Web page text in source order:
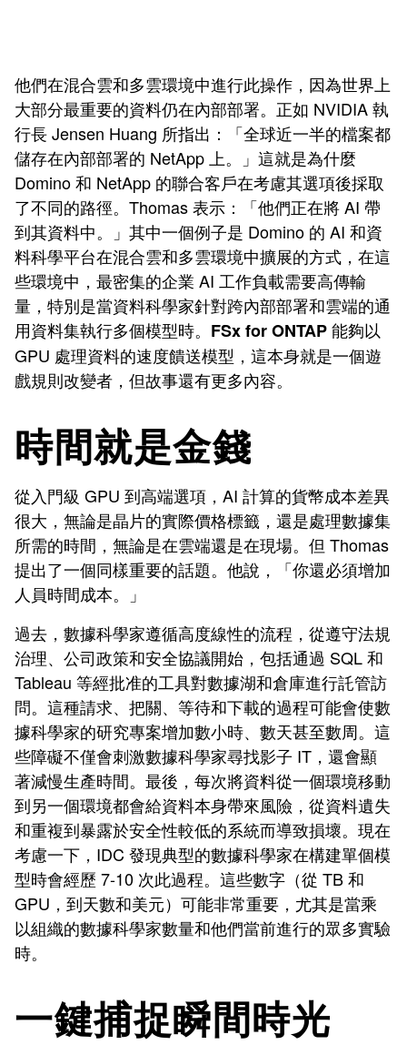
他們在混合雲和多雲環境中進行此操作，因為世界上
大部分最重要的資料仍在內部部署。正如 NVIDIA 執
行長 Jensen Huang 所指出：「全球近一半的檔案都
儲存在內部部署的 NetApp 上。」這就是為什麼
Domino 和 NetApp 的聯合客戶在考慮其選項後採取
了不同的路徑。Thomas 表示：「他們正在將 AI 帶
到其資料中。」其中一個例子是 Domino 的 AI 和資
料科學平台在混合雲和多雲環境中擴展的方式，在這
些環境中，最密集的企業 AI 工作負載需要高傳輸
量，特別是當資料科學家針對跨內部部署和雲端的通
用資料集執行多個模型時。 FSx for ONTAP能夠以
GPU 處理資料的速度饋送模型，這本身就是一個遊
戲規則改變者，但故事還有更多內容。
時間就是金錢
從入門級 GPU 到高端選項，AI 計算的貨幣成本差異
很大，無論是晶片的實際價格標籤，還是處理數據集
所需的時間，無論是在雲端還是在現場。但 Thomas
提出了一個同樣重要的話題。他說，「你還必須增加
人員時間成本。」
過去，數據科學家遵循高度線性的流程，從遵守法規
治理、公司政策和安全協議開始，包括通過 SQL 和
Tableau 等經批准的工具對數據湖和倉庫進行託管訪
問。這種請求、把關、等待和下載的過程可能會使數
據科學家的研究專案增加數小時、數天甚至數周。這
些障礙不僅會刺激數據科學家尋找影子 IT，還會顯
著減慢生產時間。最後，每次將資料從一個環境移動
到另一個環境都會給資料本身帶來風險，從資料遺失
和重複到暴露於安全性較低的系統而導致損壞。現在
考慮一下，IDC 發現典型的數據科學家在構建單個模
型時會經歷 7-10 次此過程。這些數字（從 TB 和
GPU，到天數和美元）可能非常重要，尤其是當乘
以組織的數據科學家數量和他們當前進行的眾多實驗
時。
一鍵捕捉瞬間時光